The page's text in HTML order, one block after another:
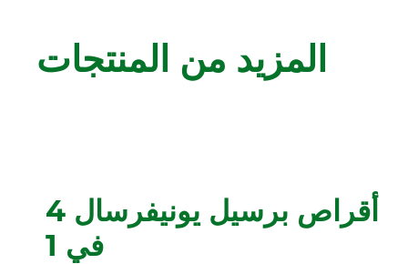
المزيد من المنتجات
أقراص برسيل يونيفرسال 4
في 1